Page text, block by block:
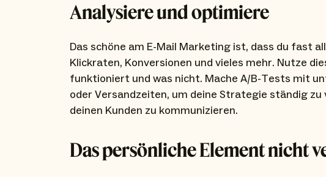
Analysiere und optimiere
Das schöne am E-Mail Marketing ist, dass du fast
Klickraten, Konversionen und vieles mehr. Nutze
funktioniert und was nicht. Mache A/B-Tests mit
oder Versandzeiten, um deine Strategie ständig
deinen Kunden zu kommunizieren.
Das persönliche Element nicht